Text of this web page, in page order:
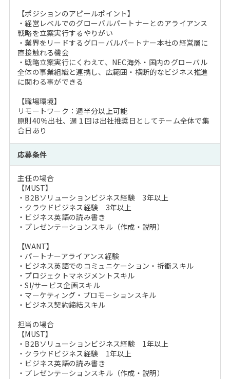
【ポジションのアピールポイント】
・経営レベルでのグローバルパートナーとのアライアンス
戦略を立案実行するやりがい
・業界をリードするグローバルパートナー本社の経営層に
直接触れる機会
・戦略立案実行にくわえて、NEC海外・国内のグローバル
全体の事業組織と連携し、広範囲・横断的なビジネス推進
に関わる事ができる
【職場環境】
リモートワーク：週半分以上可能
原則40％出社、週１回は出社推奨日としてチーム全体で集
合日あり
応募条件
主任の場合
【MUST】
・B2Bソリューションビジネス経験 3年以上
・クラウドビジネス経験 3年以上
・ビジネス英語の読み書き
・プレゼンテーションスキル（作成・説明）
【WANT】
・パートナーアライアンス経験
・ビジネス英語でのコミュニケーション・折衝スキル
・プロジェクトマネジメントスキル
・SI/サービス企画スキル
・マーケティング・プロモーションスキル
・ビジネス契約締結スキル
担当の場合
【MUST】
・B2Bソリューションビジネス経験 1年以上
・クラウドビジネス経験 1年以上
・ビジネス英語の読み書き
・プレゼンテーションスキル（作成・説明）